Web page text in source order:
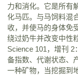
力和消化。它是所有
化马匹。与马饲料混
收，并使马的身体免
绕过奶牛并改变中性
Science 101，增刊 2
备指数、代谢状态、
一种矿物，当挖掘到